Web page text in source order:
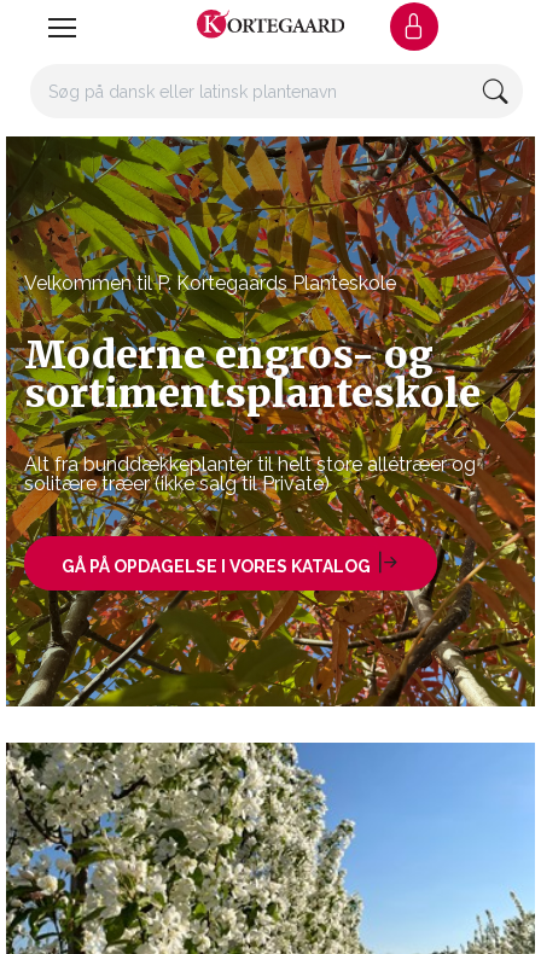
Velkommen til P. Kortegaards Planteskole
Moderne engros- og
sortimentsplanteskole
Alt fra bunddækkeplanter til helt store allétræer og
solitære træer (ikke salg til Private)
GÅ PÅ OPDAGELSE I VORES KATALOG